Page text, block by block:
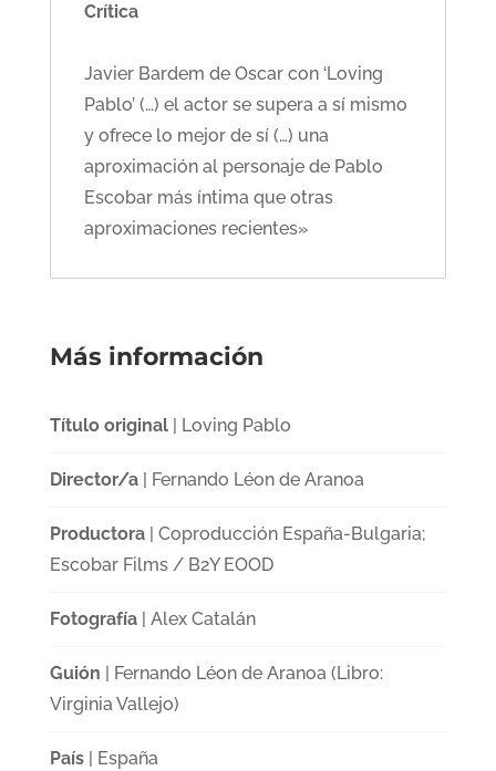
Crítica
Javier Bardem de Oscar con ‘Loving
Pablo’ (…) el actor se supera a sí mismo
y ofrece lo mejor de sí (…) una
aproximación al personaje de Pablo
Escobar más íntima que otras
aproximaciones recientes»
Más información
Título original| Loving Pablo
Director/a| Fernando Léon de Aranoa
Productora| Coproducción España-Bulgaria;
Escobar Films / B2Y EOOD
Fotografía| Alex Catalán
Guión | Fernando Léon de Aranoa (Libro:
Virginia Vallejo)
País| España